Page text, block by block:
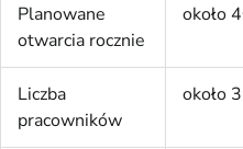
Planowane
otwarcia rocznie
około
Liczba
pracowników
około